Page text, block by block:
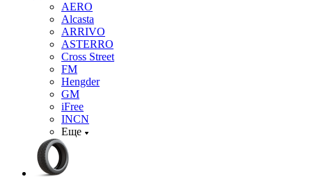
AERO
Alcasta
ARRIVO
ASTERRO
Cross Street
FM
Hengder
GM
iFree
INCN
Еще